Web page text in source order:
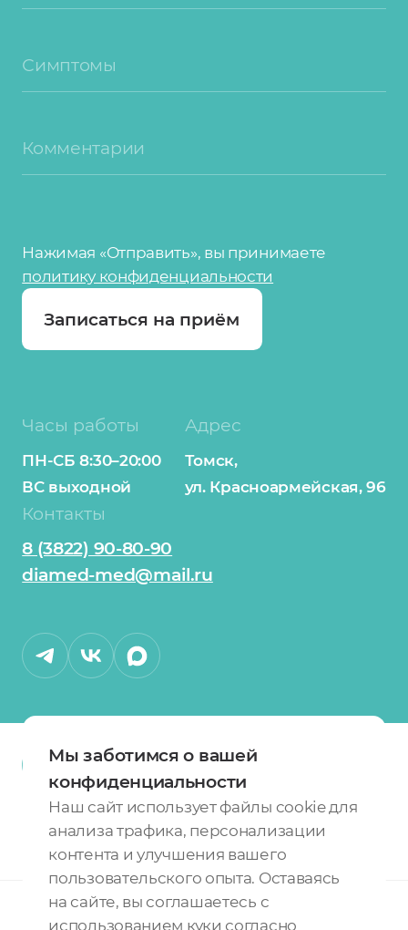
Мы заботимся о вашей
конфиденциальности
Наш сайт использует файлы cookie для
анализа трафика, персонализации
контента и улучшения вашего
пользовательского опыта. Оставаясь
на сайте, вы соглашаетесь с
использованием куки согласно
Симптомы
Комментарии
Записаться на приём
Нажимая «Отправить», вы принимаете
политику конфиденциальности
Часы работы
ПН-СБ 8:30–20:00
ВС выходной
Адрес
Томск,
ул. Красноармейская, 96
Контакты
8 (3822) 90-80-90
diamed-med@mail.ru
О сети клиникКарта сайта
Политика конфиденциальности
ИМЕЮТСЯ